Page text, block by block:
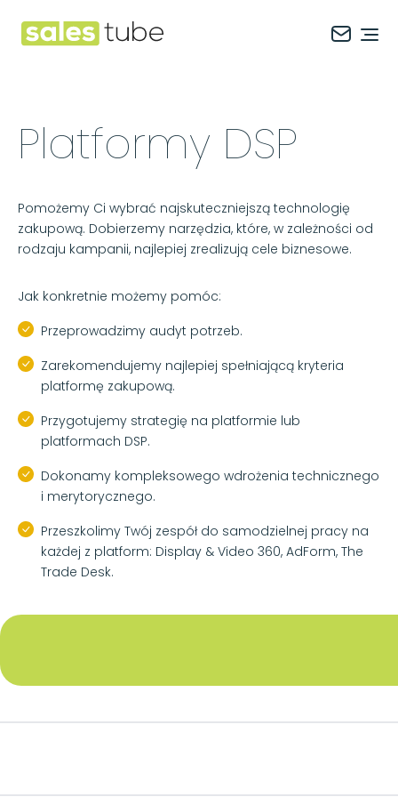
Salestube
Platformy DSP
Pomożemy Ci wybrać najskuteczniejszą technologię
zakupową. Dobierzemy narzędzia, które, w zależności od
rodzaju kampanii, najlepiej zrealizują cele biznesowe.
Jak konkretnie możemy pomóc:
Przeprowadzimy audyt potrzeb.
Zarekomendujemy najlepiej spełniającą kryteria
platformę zakupową.
Przygotujemy strategię na platformie lub
platformach DSP.
Dokonamy kompleksowego wdrożenia technicznego
i merytorycznego.
Przeszkolimy Twój zespół do samodzielnej pracy na
każdej z platform: Display & Video 360, AdForm, The
Trade Desk.